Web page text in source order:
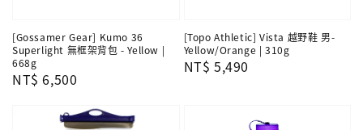
[Gossamer Gear] Kumo 36
Superlight 無框架背包 - Yellow |
668g
Regular
NT$ 6,500
[Topo Athletic] Vista 越野鞋 男-
Yellow/Orange | 310g
Regular
NT$ 5,490